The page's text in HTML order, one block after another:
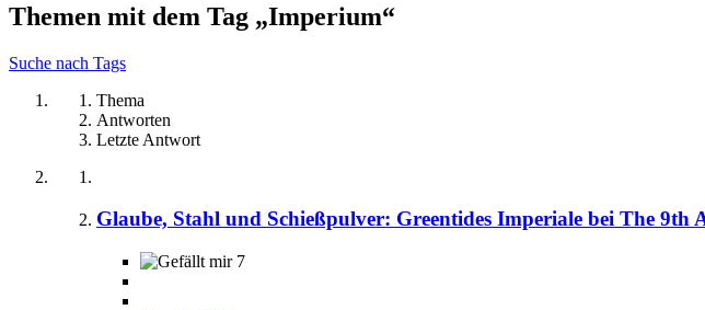
Themen mit dem Tag „Imperium“
Suche nach Tags
Thema
Antworten
Letzte Antwort
Glaube, Stahl und Schießpulver: Greentides Imperiale bei The 9th
7